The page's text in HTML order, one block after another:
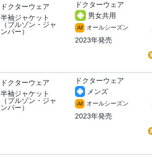
ドクターウェア
半袖ジャケット
（ブルゾン・ジャ
ンパー）
ドクターウェア
男女共用
All オールシーズン
2023年発売
ドクターウェア
半袖ジャケット
（ブルゾン・ジャ
ンパー）
ドクターウェア
メンズ
All オールシーズン
2023年発売